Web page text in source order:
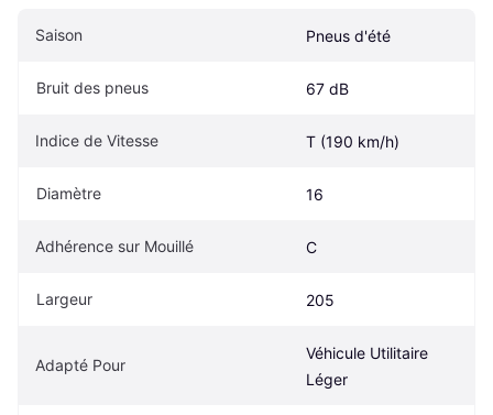
Saison Pneus d'été
Bruit des pneus 67 dB
Indice de Vitesse T (190 km/h)
Diamètre 16
Adhérence sur Mouillé C
Largeur 205
Adapté Pour
Véhicule Utilitaire
Léger